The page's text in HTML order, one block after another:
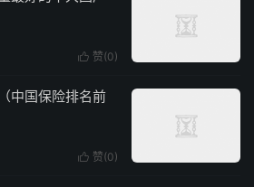
 赞(0)
中国保险排名前
 赞(0)